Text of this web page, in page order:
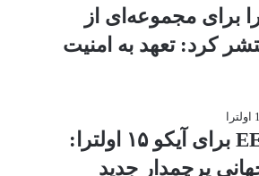
۱۴۰۵ را برای مجموعه‌ای از
کرد: تعهد به امنیت
گواهینامه EEC برای آیکو ۱۵ اولترا:
پرچمدار جدید